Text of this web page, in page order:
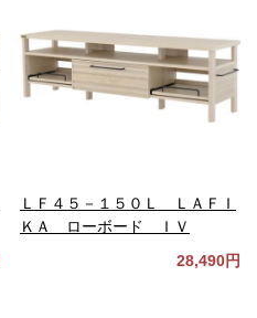
ＬＦ４５－１５０Ｌ ＬＡＦＩ
ＫＡ ローボード ＩＶ
28,490円